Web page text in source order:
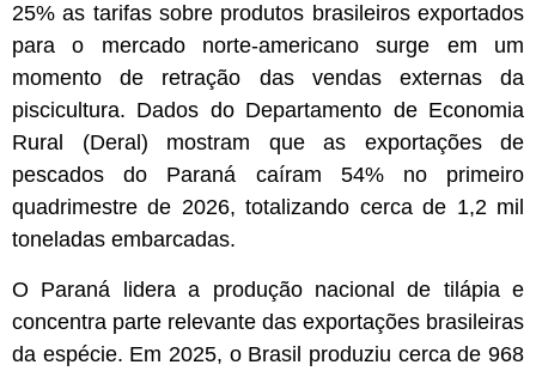
25% as tarifas sobre produtos brasileiros exportados
para o mercado norte-americano surge em um
momento de retração das vendas externas da
piscicultura. Dados do Departamento de Economia
Rural (Deral) mostram que as exportações de
pescados do Paraná caíram 54% no primeiro
quadrimestre de 2026, totalizando cerca de 1,2 mil
toneladas embarcadas.
O Paraná lidera a produção nacional de tilápia e
concentra parte relevante das exportações brasileiras
da espécie. Em 2025, o Brasil produziu cerca de 968